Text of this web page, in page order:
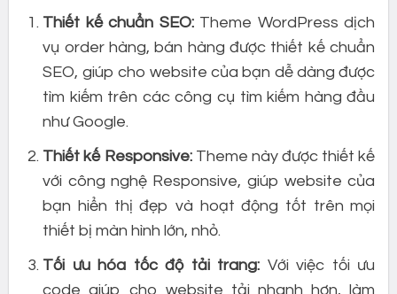
Thiết kế chuẩn SEO:Theme WordPress dịch
vụ order hàng, bán hàng được thiết kế chuẩn
SEO, giúp cho website của bạn dễ dàng được
tìm kiếm trên các công cụ tìm kiếm hàng đầu
như Google.
Thiết kế Responsive:Theme này được thiết kế
với công nghệ Responsive, giúp website của
bạn hiển thị đẹp và hoạt động tốt trên mọi
thiết bị màn hình lớn, nhỏ.
Tối ưu hóa tốc độ tải trang: Với việc tối ưu
code giúp cho website tải nhanh hơn, làm